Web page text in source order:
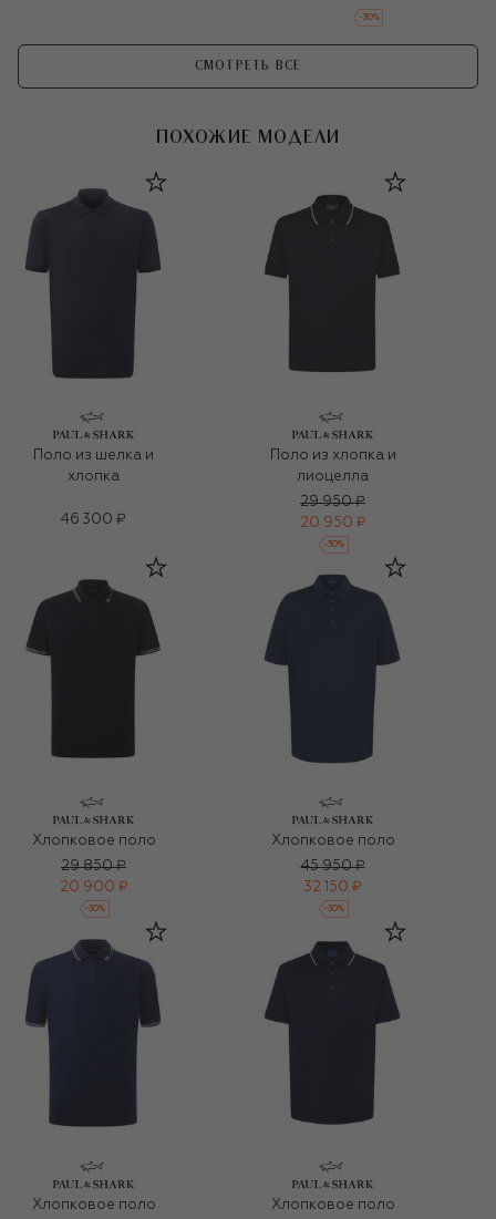
-30%
СМОТРЕТЬ ВСЕ
ПОХОЖИЕ МОДЕЛИ
Поло из шелка и
хлопка
46 300 ₽
Поло из хлопка и
лиоцелла
29 950 ₽
20 950 ₽
-30%
Хлопковое поло
29 850 ₽
20 900 ₽
-30%
Хлопковое поло
45 950 ₽
32 150 ₽
-30%
Хлопковое поло
Хлопковое поло